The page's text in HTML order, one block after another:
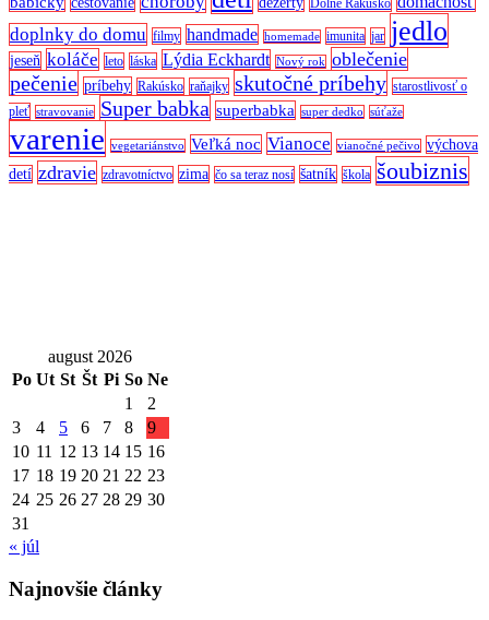
Dolné Rakúsko
doplnky do domu filmy handmade homemade imunita jar jedlo
jeseň koláče leto láska Lýdia Eckhardt Nový rok oblečenie
pečenie príbehy Rakúsko raňajky skutočné príbehy starostlivosť o
pleť stravovanie Super babka superbabka super dedko súťaže
varenie vegetariánstvo Veľká noc Vianoce vianočné pečivo
výchova
detí zdravie zdravotníctvo zima čo sa teraz nosí šatník škola šoubiznis
august 2026
Po Ut St Št Pi So Ne
1
2
3
4 5 6 7 8
9
10 11 12 13 14 15 16
17 18 19 20 21 22 23
24 25 26 27 28 29 30
31
« júl
Najnovšie články